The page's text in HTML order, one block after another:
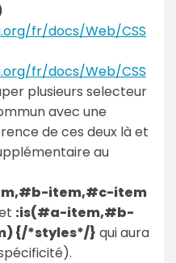
fr/docs/Web/CSS
fr/docs/Web/CSS
plusieurs selecteur
avec une
de ces deux là et
au
item,#c-item
:is(#a-item,#b-
{/*styles*/} qui aura